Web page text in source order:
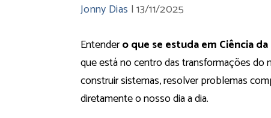
Jonny Dias |13/11/2025
Entendero que se estuda em Ciência
que está no centro das transformações do
construir sistemas, resolver problemas
diretamente o nosso dia a dia.